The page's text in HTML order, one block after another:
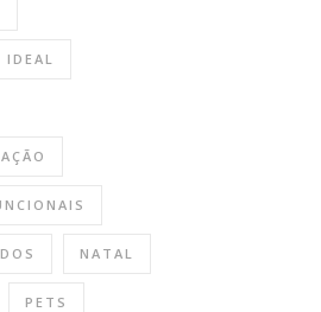
IDEAL
NATAL
PETS